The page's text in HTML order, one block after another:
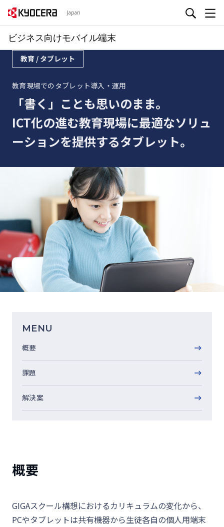
Japan
ビジネス向けモバイル端末
教育 / タブレット
教育現場でのタブレット導入・運用
「書く」ことも思いのまま。
ICT化の進む教育現場に最適なソリュ
ーションを提供するタブレット。
MENU
概要
課題
解決案
概要
GIGAスクール構想におけるカリキュラムの変化から、
PCやタブレットは共有機器から生徒各自の個人用端末